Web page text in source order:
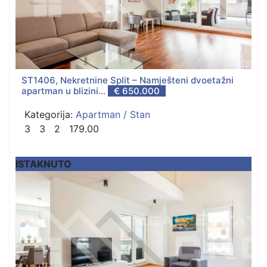
ST1406, Nekretnine Split – Namješteni dvoetažni
apartman u blizini...
€ 650.000
Kategorija: Apartman / Stan
3
3 2 179.00
ISTAKNUTO